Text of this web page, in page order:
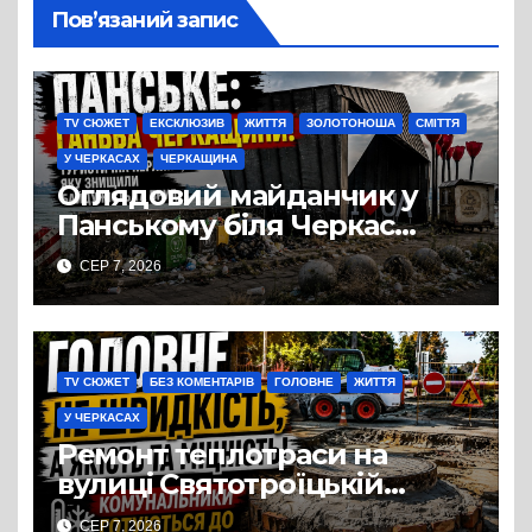
Пов’язаний запис
TV СЮЖЕТ ЕКСКЛЮЗИВ ЖИТТЯ ЗОЛОТОНОША СМІТТЯ
У ЧЕРКАСАХ ЧЕРКАЩИНА
Оглядовий майданчик у
Панському біля Черкас
перетворився на занедбане
сміттєзвалище
СЕР 7, 2026
TV СЮЖЕТ БЕЗ КОМЕНТАРІВ ГОЛОВНЕ ЖИТТЯ
У ЧЕРКАСАХ
Ремонт теплотраси на
вулиці Святотроїцькій
затягнувся порівняно із
СЕР 7, 2026